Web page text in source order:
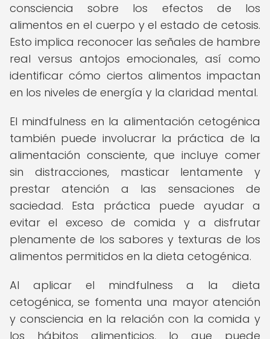
consciencia sobre los efectos de los
alimentos en el cuerpo y el estado de cetosis.
Esto implica reconocer las señales de hambre
real versus antojos emocionales, así como
identificar cómo ciertos alimentos impactan
en los niveles de energía y la claridad mental.
El mindfulness en la alimentación cetogénica
también puede involucrar la práctica de la
alimentación consciente, que incluye comer
sin distracciones, masticar lentamente y
prestar atención a las sensaciones de
saciedad. Esta práctica puede ayudar a
evitar el exceso de comida y a disfrutar
plenamente de los sabores y texturas de los
alimentos permitidos en la dieta cetogénica.
Al aplicar el mindfulness a la dieta
cetogénica, se fomenta una mayor atención
y consciencia en la relación con la comida y
los hábitos alimenticios, lo que puede